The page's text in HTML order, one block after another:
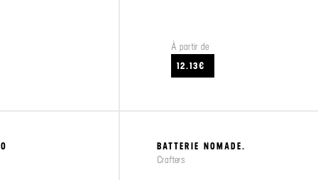
VOIR LE PRODUIT
À partir de
12.13€
BATTERIE NOMADE.
Crafters